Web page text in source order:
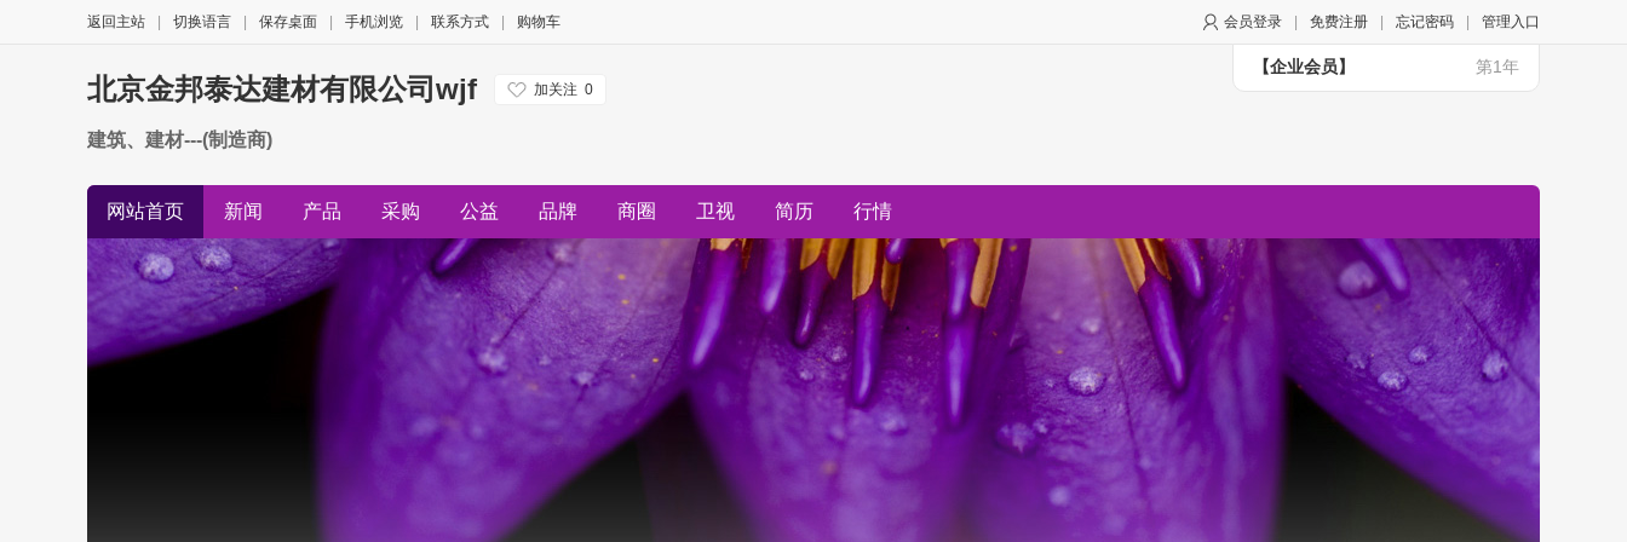
会员登录 免费注册 忘记密码 管理入口
返回主站 切换语言 保存桌面 手机浏览 联系方式 购物车
【企业会员】 第1年
北京金邦泰达建材有限公司wjf 加关注 0
建筑、建材---(制造商)
网站首页 新闻 产品 采购 公益 品牌 商圈 卫视 简历 行情